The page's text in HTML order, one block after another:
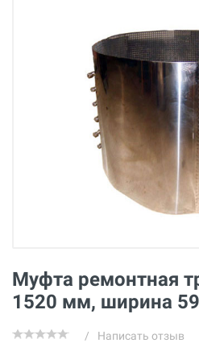
Муфта ремонтная
1520 мм, ширина
/ Написать отзыв